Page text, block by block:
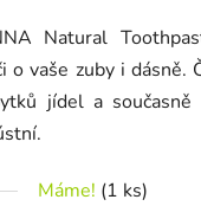
Natural
o vaše zuby i dásně.
jídel a současně
Máme! (1 ks)